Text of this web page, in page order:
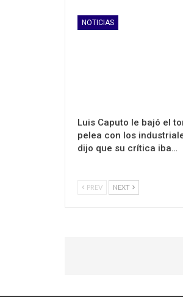
NOTICIAS
Luis Caputo le bajó el
pelea con los
dijo que su crítica iba…
PREV NEXT